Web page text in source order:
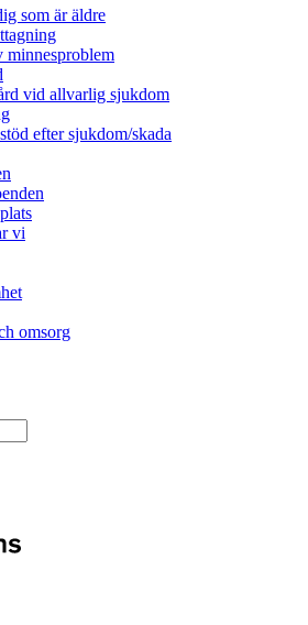
som är äldre
minnesproblem
vid allvarlig sjukdom
efter sjukdom/skada
vi
omsorg